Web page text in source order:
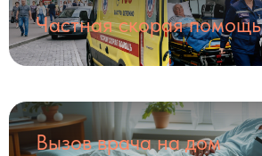
Частная скорая помощь
Вызов врача на дом